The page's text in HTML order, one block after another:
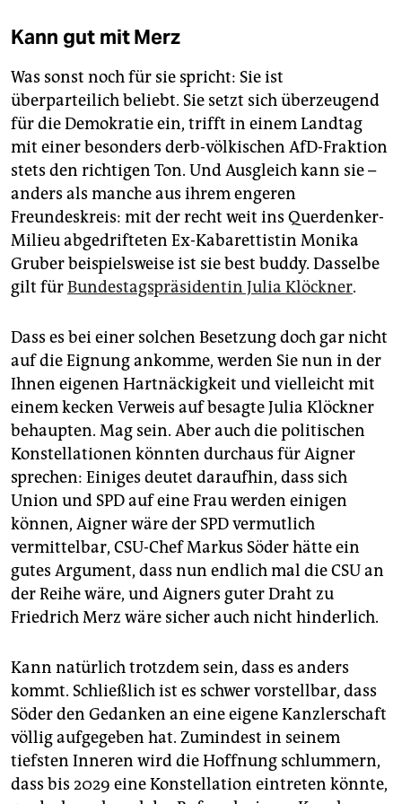
Kann gut mit Merz
Was sonst noch für sie spricht: Sie ist
überparteilich beliebt. Sie setzt sich überzeugend
für die Demokratie ein, trifft in einem Landtag
mit einer besonders derb-völkischen AfD-Fraktion
stets den richtigen Ton. Und Ausgleich kann sie –
anders als manche aus ihrem engeren
Freundeskreis: mit der recht weit ins Querdenker-
Milieu abgedrifteten Ex-Kabarettistin Monika
Gruber beispielsweise ist sie best buddy. Dasselbe
gilt fürBundestagspräsidentin Julia Klöckner.
Dass es bei einer solchen Besetzung doch gar nicht
auf die Eignung ankomme, werden Sie nun in der
Ihnen eigenen Hartnäckigkeit und vielleicht mit
einem kecken Verweis auf besagte Julia Klöckner
behaupten. Mag sein. Aber auch die politischen
Konstellationen könnten durchaus für Aigner
sprechen: Einiges deutet daraufhin, dass sich
Union und SPD auf eine Frau werden einigen
können, Aigner wäre der SPD vermutlich
vermittelbar, CSU-Chef Markus Söder hätte ein
gutes Argument, dass nun endlich mal die CSU an
der Reihe wäre, und Aigners guter Draht zu
Friedrich Merz wäre sicher auch nicht hinderlich.
Kann natürlich trotzdem sein, dass es anders
kommt. Schließlich ist es schwer vorstellbar, dass
Söder den Gedanken an eine eigene Kanzlerschaft
völlig aufgegeben hat. Zumindest in seinem
tiefsten Inneren wird die Hoffnung schlummern,
dass bis 2029 eine Konstellation eintreten könnte,